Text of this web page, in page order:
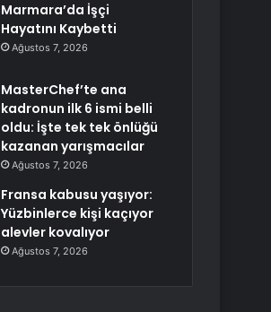
Marmara’da İşçi
Hayatını Kaybetti
Ağustos 7, 2026
MasterChef’te ana
kadronun ilk 6 ismi belli
oldu: İşte tek tek önlüğü
kazanan yarışmacılar
Ağustos 7, 2026
Fransa kabusu yaşıyor:
Yüzbinlerce kişi kaçıyor
alevler kovalıyor
Ağustos 7, 2026